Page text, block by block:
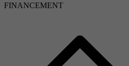
FINANCEMENT